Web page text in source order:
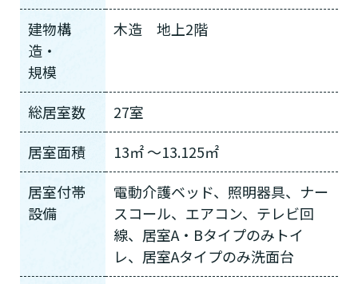
建物構
造・
規模
木造 地上2階
総居室数
27室
居室面積
13㎡ ～13.125㎡
居室付帯
設備
電動介護ベッド、照明器具、ナー
スコール、エアコン、テレビ回
線、居室A・Bタイプのみトイ
レ、居室Aタイプのみ洗面台
介護保険サービスは20種類以上あり、それぞれ
用途やご利用目的が違います。
い!」という方は、
しょう!
最大4つの質問に答えていただくだけ
で、おすすめの介護保険サービスを紹介しま
診断スタート
はい
いいえ or
と判定された
自宅で生活しながら
使いたい
施設へ移り住みたい
必要ない
通いたい
来てもらいたい
いいえ
日帰りで使いたい
一時的に宿泊したい
要支援１～２
要介護１～２
要介護３～５